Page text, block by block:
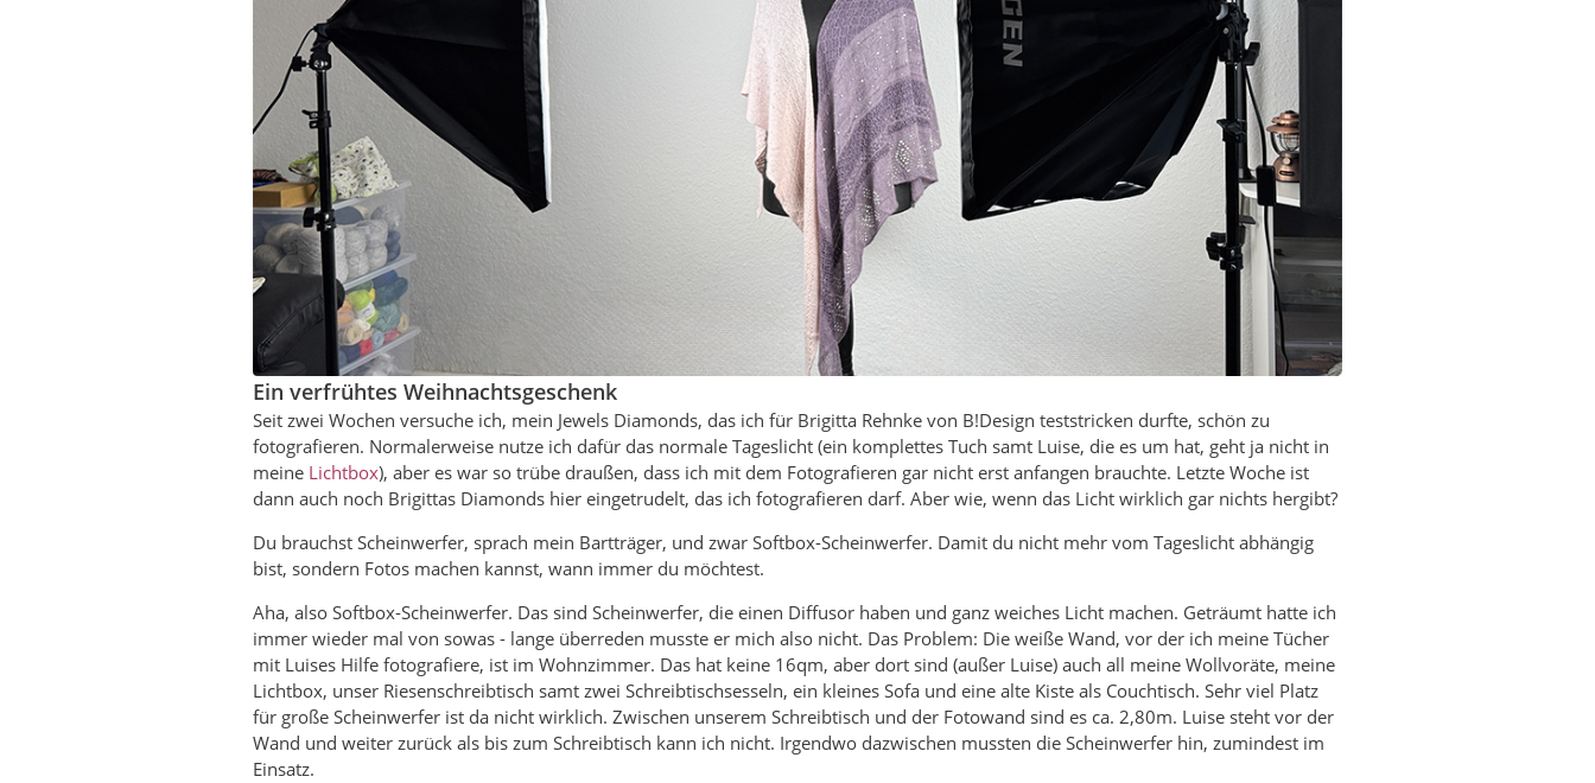
Ein verfrühtes Weihnachtsgeschenk
Seit zwei Wochen versuche ich, mein Jewels Diamonds, das ich für Brigitta Rehnke von B!Design teststricken durfte, schön zu
fotografieren. Normalerweise nutze ich dafür das normale Tageslicht (ein komplettes Tuch samt Luise, die es um hat, geht ja nicht in
meine Lichtbox), aber es war so trübe draußen, dass ich mit dem Fotografieren gar nicht erst anfangen brauchte. Letzte Woche ist
dann auch noch Brigittas Diamonds hier eingetrudelt, das ich fotografieren darf. Aber wie, wenn das Licht wirklich gar nichts hergibt?
Du brauchst Scheinwerfer, sprach mein Bartträger, und zwar Softbox-Scheinwerfer. Damit du nicht mehr vom Tageslicht abhängig
bist, sondern Fotos machen kannst, wann immer du möchtest.
Aha, also Softbox-Scheinwerfer. Das sind Scheinwerfer, die einen Diffusor haben und ganz weiches Licht machen. Geträumt hatte ich
immer wieder mal von sowas - lange überreden musste er mich also nicht. Das Problem: Die weiße Wand, vor der ich meine Tücher
mit Luises Hilfe fotografiere, ist im Wohnzimmer. Das hat keine 16qm, aber dort sind (außer Luise) auch all meine Wollvoräte, meine
Lichtbox, unser Riesenschreibtisch samt zwei Schreibtischsesseln, ein kleines Sofa und eine alte Kiste als Couchtisch. Sehr viel Platz
für große Scheinwerfer ist da nicht wirklich. Zwischen unserem Schreibtisch und der Fotowand sind es ca. 2,80m. Luise steht vor der
Wand und weiter zurück als bis zum Schreibtisch kann ich nicht. Irgendwo dazwischen mussten die Scheinwerfer hin, zumindest im
Einsatz.